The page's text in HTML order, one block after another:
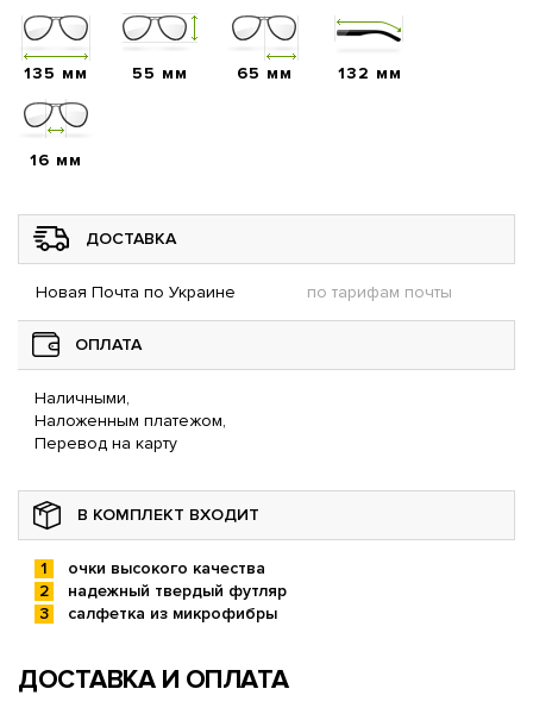
135 мм 55 мм 65 мм 132 мм
16 мм
ДОСТАВКА
Новая Почта по Украине по тарифам почты
ОПЛАТА
Наличными,
Наложенным платежом,
Перевод на карту
В КОМПЛЕКТ ВХОДИТ
очки высокого качества
надежный твердый футляр
салфетка из микрофибры
ДОСТАВКА И ОПЛАТА